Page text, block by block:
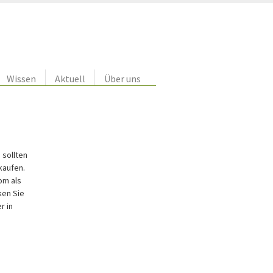
Wissen Aktuell Über uns
sollten
als
Sie
in